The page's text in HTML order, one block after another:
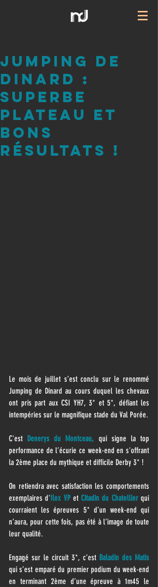
Jumping de
dinard :
superbe
plateau et
bons
résultats !
Le mois de juillet s’est conclu sur le renommé
Jumping de Dinard au cours duquel les chevaux
ont pris part aux CSI YH7, 3* et 5*, défiant les
C'est Denerys du Montceau, qui signe la top
performance de l’écurie ce week-end en s'offrant
la 2ème place du mythique et difficile Derby 3* !
On retiendra avec satisfaction les comportements
exemplaires d'Ilex VP et Citadin du Chatellier qui
courraient les épreuves 5* d’un week-end qui
n’aura, pour cette fois, pas été à l’image de toute
leur qualité.
Engagé sur le circuit 3*, c’est Baladin des Matis
qui s’est emparé du premier podium du week-end
en terminant 2ème d’une épreuve à 1m45 le